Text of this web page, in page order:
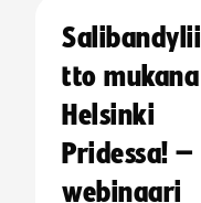
Salibandylii
tto mukana
Helsinki
Pridessa! –
webinaari